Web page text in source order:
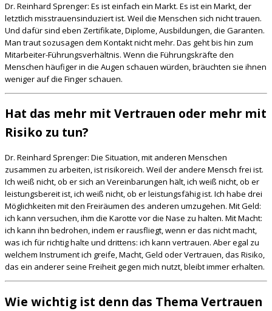
Dr. Reinhard Sprenger: Es ist einfach ein Markt. Es ist ein Markt, der
letztlich misstrauensinduziert ist. Weil die Menschen sich nicht trauen.
Und dafür sind eben Zertifikate, Diplome, Ausbildungen, die Garanten.
Man traut sozusagen dem Kontakt nicht mehr. Das geht bis hin zum
Mitarbeiter-Führungsverhältnis. Wenn die Führungskräfte den
Menschen häufiger in die Augen schauen würden, bräuchten sie ihnen
weniger auf die Finger schauen.
Hat das mehr mit Vertrauen oder mehr mit
Risiko zu tun?
Dr. Reinhard Sprenger: Die Situation, mit anderen Menschen
zusammen zu arbeiten, ist risikoreich. Weil der andere Mensch frei ist.
Ich weiß nicht, ob er sich an Vereinbarungen hält, ich weiß nicht, ob er
leistungsbereit ist, ich weiß nicht, ob er leistungsfähig ist. Ich habe drei
Möglichkeiten mit den Freiräumen des anderen umzugehen. Mit Geld:
ich kann versuchen, ihm die Karotte vor die Nase zu halten. Mit Macht:
ich kann ihn bedrohen, indem er rausfliegt, wenn er das nicht macht,
was ich für richtig halte und drittens: ich kann vertrauen. Aber egal zu
welchem Instrument ich greife, Macht, Geld oder Vertrauen, das Risiko,
das ein anderer seine Freiheit gegen mich nutzt, bleibt immer erhalten.
Wie wichtig ist denn das Thema Vertrauen